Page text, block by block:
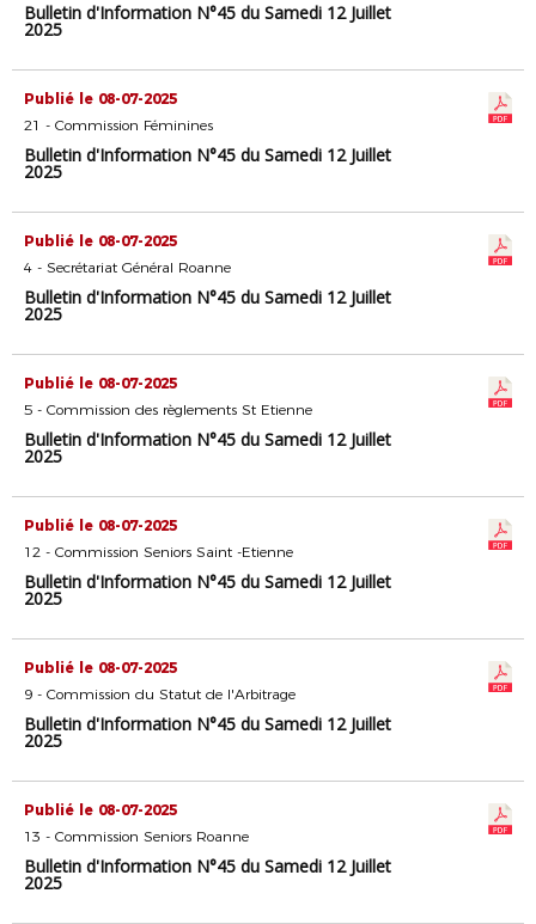
Bulletin d'Information N°45 du Samedi 12 Juillet
2025
Publié le 08-07-2025
21 - Commission Féminines
Bulletin d'Information N°45 du Samedi 12 Juillet
2025
Publié le 08-07-2025
4 - Secrétariat Général Roanne
Bulletin d'Information N°45 du Samedi 12 Juillet
2025
Publié le 08-07-2025
5 - Commission des règlements St Etienne
Bulletin d'Information N°45 du Samedi 12 Juillet
2025
Publié le 08-07-2025
12 - Commission Seniors Saint -Etienne
Bulletin d'Information N°45 du Samedi 12 Juillet
2025
Publié le 08-07-2025
9 - Commission du Statut de l'Arbitrage
Bulletin d'Information N°45 du Samedi 12 Juillet
2025
Publié le 08-07-2025
13 - Commission Seniors Roanne
Bulletin d'Information N°45 du Samedi 12 Juillet
2025